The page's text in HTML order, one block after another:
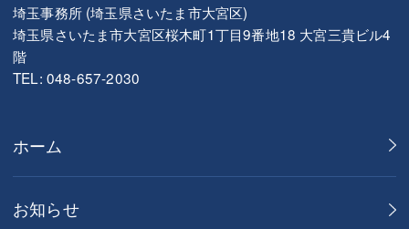
埼玉事務所 (埼玉県さいたま市大宮区)
埼玉県さいたま市大宮区桜木町1丁目9番地18 大宮三貴ビル4
階
TEL: 048-657-2030
ホーム
お知らせ